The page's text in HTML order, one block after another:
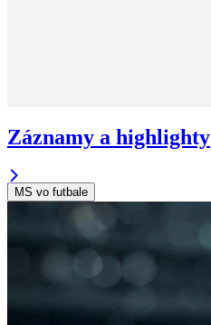
Záznamy a highlighty
MS vo futbale